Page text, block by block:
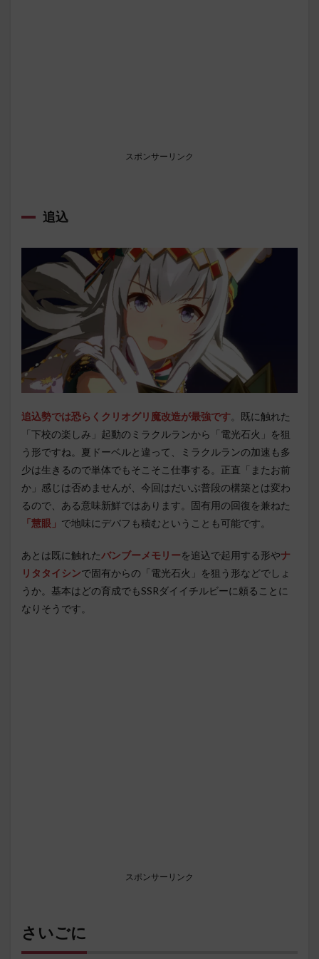
スポンサーリンク
追込
追込勢では恐らくクリオグリ魔改造が最強です。既に触れた
「下校の楽しみ」起動のミラクルランから「電光石火」を狙
う形ですね。夏ドーベルと違って、ミラクルランの加速も多
少は生きるので単体でもそこそこ仕事する。正直「またお前
か」感じは否めませんが、今回はだいぶ普段の構築とは変わ
るので、ある意味新鮮ではあります。固有用の回復を兼ねた
「慧眼」 で地味にデバフも積むということも可能です。
あとは既に触れたバンブーメモリーを追込で起用する形やナ
リタタイシンで固有からの「電光石火」を狙う形などでしょ
うか。基本はどの育成でもSSRダイイチルビーに頼ることに
なりそうです。
スポンサーリンク
さいごに